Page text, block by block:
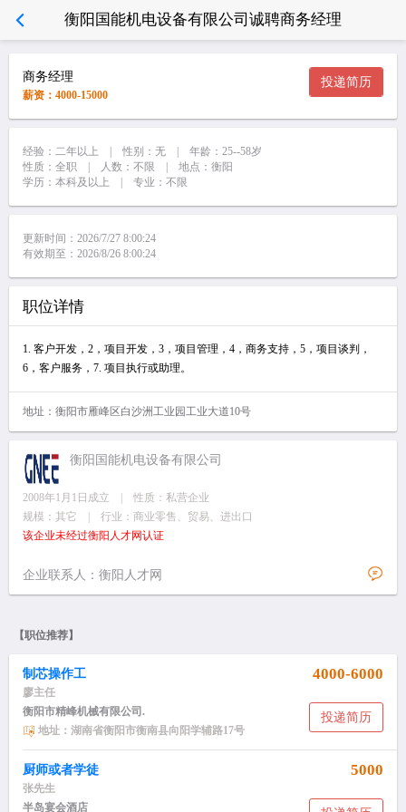
衡阳国能机电设备有限公司诚聘商务经理
商务经理 投递简历
薪资：4000-15000
经验：二年以上 | 性别：无 | 年龄：25--58岁
性质：全职 | 人数：不限 | 地点：衡阳
学历：本科及以上 | 专业：不限
更新时间：2026/7/27 8:00:24
有效期至：2026/8/26 8:00:24
职位详情
1. 客户开发，2，项目开发，3，项目管理，4，商务支持，5，项目谈判，
6，客户服务，7. 项目执行或助理。
地址：衡阳市雁峰区白沙洲工业园工业大道10号
衡阳国能机电设备有限公司
2008年1月1日成立 | 性质：私营企业
规模：其它 | 行业：商业零售、贸易、进出口
该企业未经过衡阳人才网认证
企业联系人：衡阳人才网
【职位推荐】
制芯操作工 4000-6000
廖主任
投递简历
衡阳市精峰机械有限公司.
地址：湖南省衡阳市衡南县向阳学辅路17号
厨师或者学徒 5000
张先生
半岛宴会酒店